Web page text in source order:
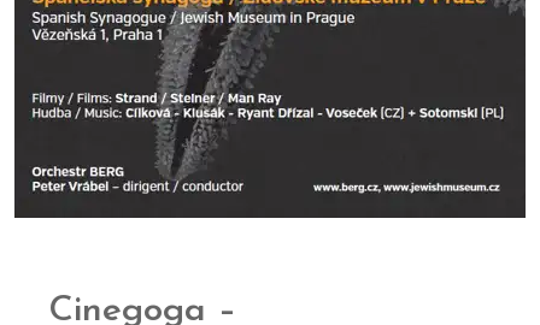
Cinegoga –